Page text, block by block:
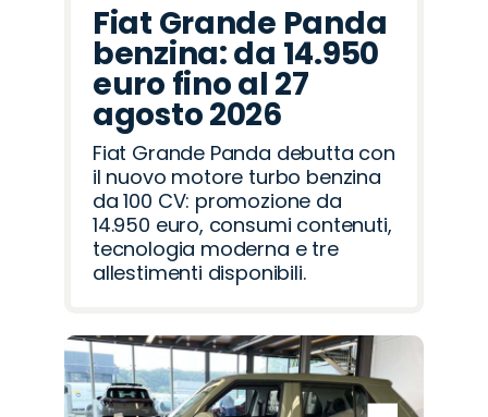
Fiat Grande Panda
benzina: da 14.950
euro fino al 27
agosto 2026
Fiat Grande Panda debutta con
il nuovo motore turbo benzina
da 100 CV: promozione da
14.950 euro, consumi contenuti,
tecnologia moderna e tre
allestimenti disponibili.